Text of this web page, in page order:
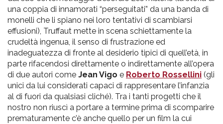
una coppia di innamorati “perseguitati” da una banda di
monelli che li spiano nei loro tentativi di scambiarsi
effusioni), Truffaut mette in scena schiettamente la
crudeltà ingenua, il senso di frustrazione ed
inadeguatezza di fronte al desiderio tipici di quell’età, in
parte rifacendosi direttamente o indirettamente all’opera
di due autori come Jean Vigo e Roberto Rossellini (gli
unici da lui considerati capaci di rappresentare l’infanzia
al di fuori da qualsiasi cliché). Tra i tanti progetti che il
nostro non riuscì a portare a termine prima di scomparire
prematuramente c’è anche quello per un film la cui